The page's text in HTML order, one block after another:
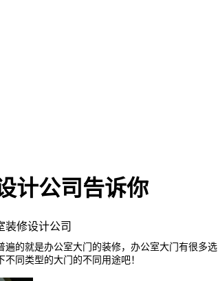
计公司告诉你
装修设计公司
的就是办公室大门的装修，办公室大门有很多选
同类型的大门的不同用途吧！